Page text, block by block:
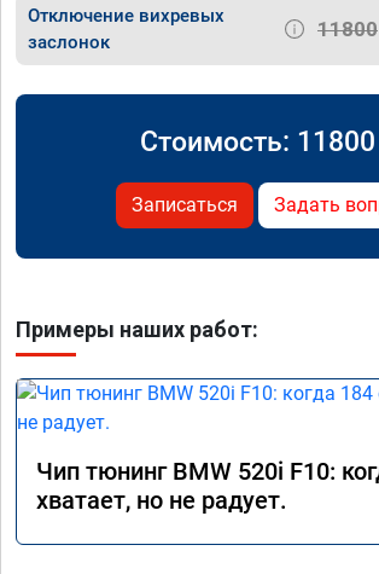
Отключение вихревых
заслонок
11800
Стоимость: 11800
Записаться Задать
Примеры наших работ:
Чип тюнинг BMW 520i F10:
хватает, но не радует.